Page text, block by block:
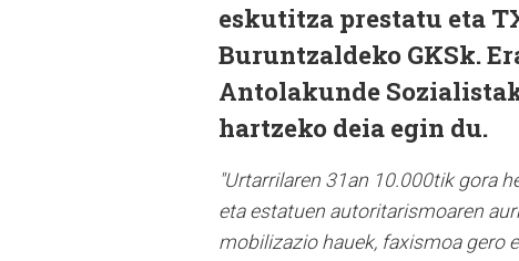
eskutitza prestatu eta
Buruntzaldeko GKSk.
Antolakunde
hartzeko deia egin du.
"Urtarrilaren 31an 10.000tik gora
eta estatuen autoritarismoaren
mobilizazio hauek, faxismoa gero